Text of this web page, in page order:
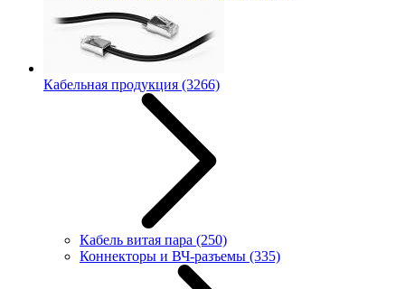
Кабельная продукция (3266)
Кабель витая пара (250)
Коннекторы и ВЧ-разъемы (335)